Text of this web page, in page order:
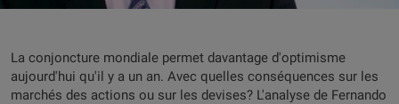
La conjoncture mondiale permet davantage d'optimisme
aujourd'hui qu'il y a un an. Avec quelles conséquences sur les
marchés des actions ou sur les devises? L'analyse de Fernando